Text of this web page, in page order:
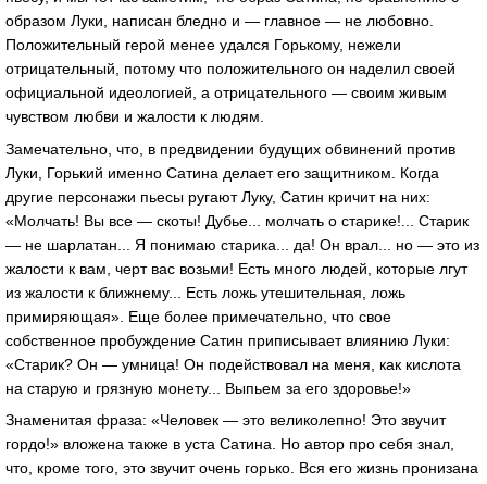
образом Луки, написан бледно и — главное — не любовно.
Положительный герой менее удался Горькому, нежели
отрицательный, потому что положительного он наделил своей
официальной идеологией, а отрицательного — своим живым
чувством любви и жалости к людям.
Замечательно, что, в предвидении будущих обвинений против
Луки, Горький именно Сатина делает его защитником. Когда
другие персонажи пьесы ругают Луку, Сатин кричит на них:
«Молчать! Вы все — скоты! Дубье... молчать о старике!... Старик
— не шарлатан... Я понимаю старика... да! Он врал... но — это из
жалости к вам, черт вас возьми! Есть много людей, которые лгут
из жалости к ближнему... Есть ложь утешительная, ложь
примиряющая». Еще более примечательно, что свое
собственное пробуждение Сатин приписывает влиянию Луки:
«Старик? Он — умница! Он подействовал на меня, как кислота
на старую и грязную монету... Выпьем за его здоровье!»
Знаменитая фраза: «Человек — это великолепно! Это звучит
гордо!» вложена также в уста Сатина. Но автор про себя знал,
что, кроме того, это звучит очень горько. Вся его жизнь пронизана